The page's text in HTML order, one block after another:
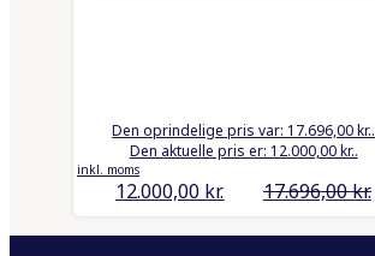
17.696,00kr.
Den oprindelige pris var: 17.696,00 kr..
12.000,00 kr.
Den aktuelle pris er: 12.000,00 kr..
inkl. moms